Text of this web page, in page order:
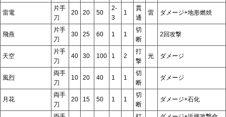
雷電
片手
刀
20 20 50
2-
3
1
貫
通
雷 ダメージ+地形燃焼
飛燕
片手
刀
30 25 60 1 1
切
断
2回攻撃
天空
片手
刀
40 30 100 1 2
打
撃
光 ダメージ
風烈
両手
刀
10 20 40 1 1
切
断
ダメージ
月花
両手
刀
20 15 50 1 1
切
断
ダメージ+石化